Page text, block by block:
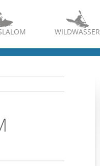
WILDWASSER